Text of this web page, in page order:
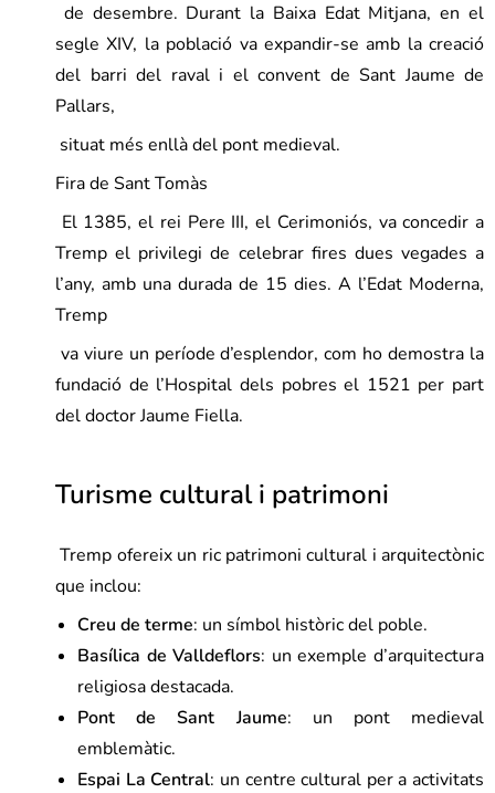
de desembre. Durant la Baixa Edat Mitjana, en el
segle XIV, la població va expandir-se amb la creació
del barri del raval i el convent de Sant Jaume de
Pallars,
situat més enllà del pont medieval.
Fira de Sant Tomàs
El 1385, el rei Pere III, el Cerimoniós, va concedir a
Tremp el privilegi de celebrar fires dues vegades a
l’any, amb una durada de 15 dies. A l’Edat Moderna,
Tremp
va viure un període d’esplendor, com ho demostra la
fundació de l’Hospital dels pobres el 1521 per part
del doctor Jaume Fiella.
Turisme cultural i patrimoni
Tremp ofereix un ric patrimoni cultural i arquitectònic
que inclou:
Creu de terme: un símbol històric del poble.
Basílica de Valldeflors: un exemple d’arquitectura
religiosa destacada.
Pont de Sant Jaume: un pont medieval
emblemàtic.
Espai La Central: un centre cultural per a activitats